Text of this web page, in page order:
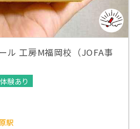
ル 工房M福岡校（JOFA事
験あり
駅